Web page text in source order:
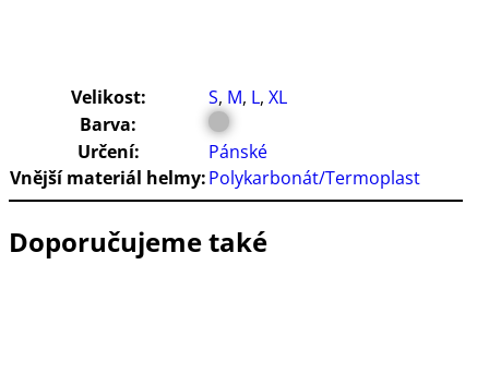
Velikost: S, M, L, XL
Barva:
Určení:
Pánské
Vnější materiál helmy:Polykarbonát/Termoplast
Doporučujeme také